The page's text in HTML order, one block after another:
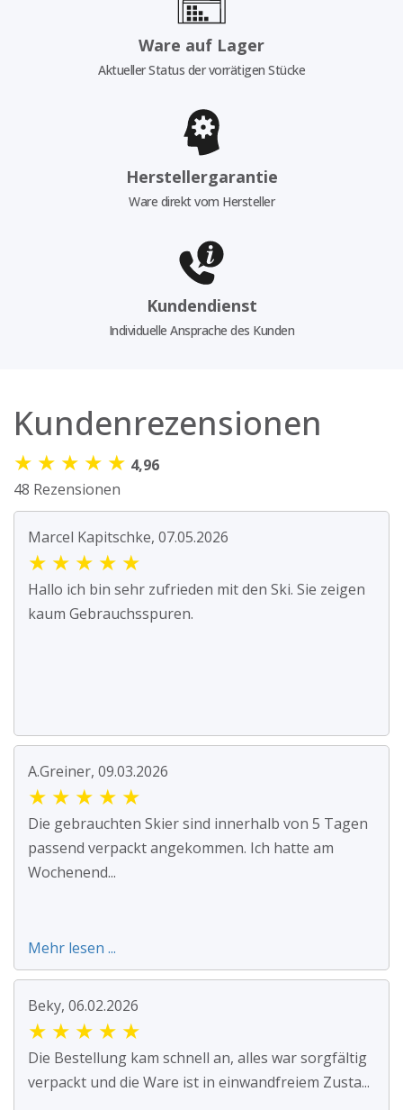
Ware auf Lager
Aktueller Status der vorrätigen Stücke
Herstellergarantie
Ware direkt vom Hersteller
Kundendienst
Individuelle Ansprache des Kunden
Kundenrezensionen
★ ★ ★ ★ ★ 4,96
48 Rezensionen
Marcel Kapitschke, 07.05.2026
★ ★ ★ ★ ★
Hallo ich bin sehr zufrieden mit den Ski. Sie zeigen
kaum Gebrauchsspuren.
A.Greiner, 09.03.2026
★ ★ ★ ★ ★
Die gebrauchten Skier sind innerhalb von 5 Tagen
passend verpackt angekommen. Ich hatte am
Wochenend...
Mehr lesen ...
Beky, 06.02.2026
★ ★ ★ ★ ★
Die Bestellung kam schnell an, alles war sorgfältig
verpackt und die Ware ist in einwandfreiem Zusta...